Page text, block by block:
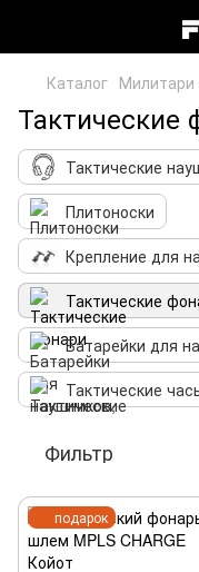
Каталог Милитари
Тактические
Тактические
Плитоноски
Крепление для
Тактические
Батарейки для
Тактические
Фильтр
подарок